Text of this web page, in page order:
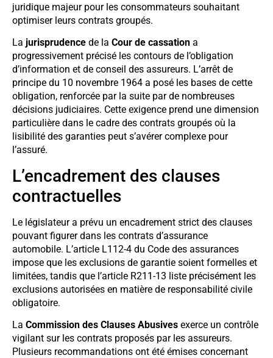
juridique majeur pour les consommateurs souhaitant
optimiser leurs contrats groupés.
La jurisprudence de la Cour de cassation a
progressivement précisé les contours de l’obligation
d’information et de conseil des assureurs. L’arrêt de
principe du 10 novembre 1964 a posé les bases de cette
obligation, renforcée par la suite par de nombreuses
décisions judiciaires. Cette exigence prend une dimension
particulière dans le cadre des contrats groupés où la
lisibilité des garanties peut s’avérer complexe pour
l’assuré.
L’encadrement des clauses
contractuelles
Le législateur a prévu un encadrement strict des clauses
pouvant figurer dans les contrats d’assurance
automobile. L’article L112-4 du Code des assurances
impose que les exclusions de garantie soient formelles et
limitées, tandis que l’article R211-13 liste précisément les
exclusions autorisées en matière de responsabilité civile
obligatoire.
La Commission des Clauses Abusives exerce un contrôle
vigilant sur les contrats proposés par les assureurs.
Plusieurs recommandations ont été émises concernant